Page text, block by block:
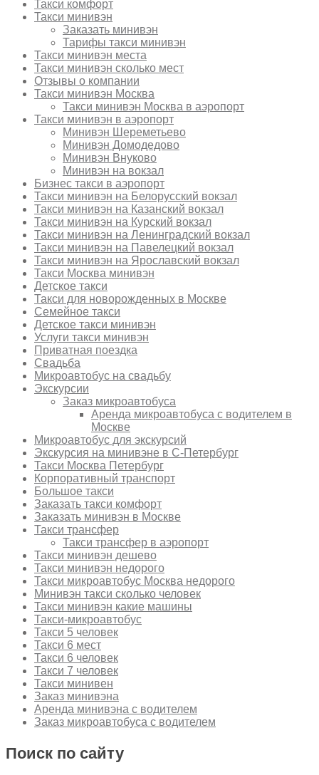
Такси комфорт
Такси минивэн
Заказать минивэн
Тарифы такси минивэн
Такси минивэн места
Такси минивэн сколько мест
Отзывы о компании
Такси минивэн Москва
Такси минивэн Москва в аэропорт
Такси минивэн в аэропорт
Минивэн Шереметьево
Минивэн Домодедово
Минивэн Внуково
Минивэн на вокзал
Бизнес такси в аэропорт
Такси минивэн на Белорусский вокзал
Такси минивэн на Казанский вокзал
Такси минивэн на Курский вокзал
Такси минивэн на Ленинградский вокзал
Такси минивэн на Павелецкий вокзал
Такси минивэн на Ярославский вокзал
Такси Москва минивэн
Детское такси
Такси для новорожденных в Москве
Семейное такси
Детское такси минивэн
Услуги такси минивэн
Приватная поездка
Свадьба
Микроавтобус на свадьбу
Экскурсии
Заказ микроавтобуса
Аренда микроавтобуса с водителем в
Москве
Микроавтобус для экскурсий
Экскурсия на минивэне в С-Петербург
Такси Москва Петербург
Корпоративный транспорт
Большое такси
Заказать такси комфорт
Заказать минивэн в Москве
Такси трансфер
Такси трансфер в аэропорт
Такси минивэн дешево
Такси минивэн недорого
Такси микроавтобус Москва недорого
Минивэн такси сколько человек
Такси минивэн какие машины
Такси-микроавтобус
Такси 5 человек
Такси 6 мест
Такси 6 человек
Такси 7 человек
Такси минивен
Заказ минивэна
Аренда минивэна с водителем
Заказ микроавтобуса с водителем
Поиск по сайту